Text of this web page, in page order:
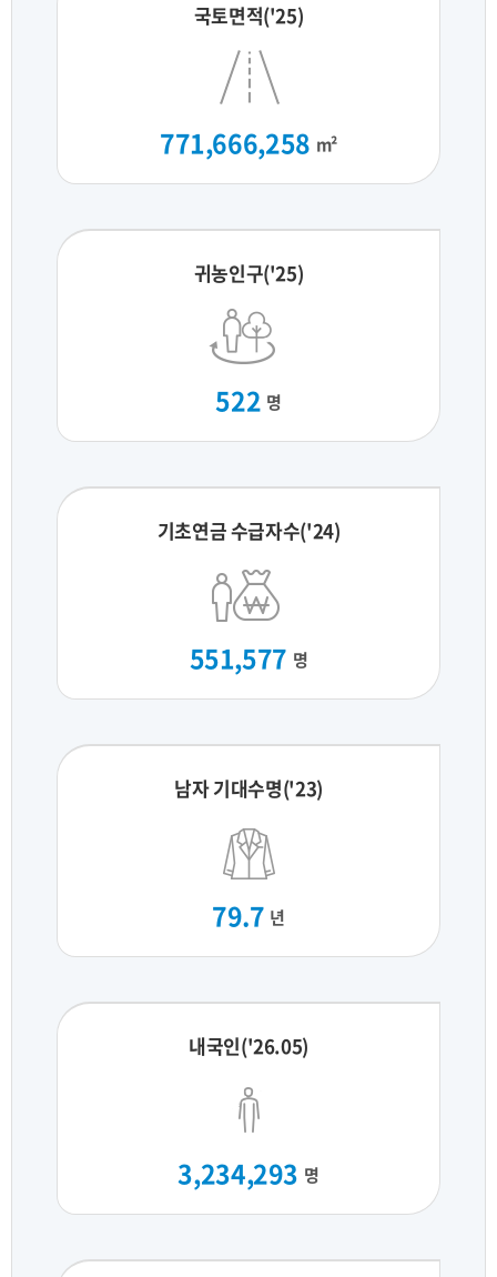
국토면적('25)
771,666,258 m²
귀농인구('25)
522 명
기초연금 수급자수('24)
551,577 명
남자 기대수명('23)
79.7 년
내국인('26.05)
3,234,293 명